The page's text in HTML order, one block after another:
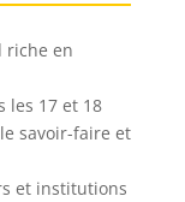
riche en
les 17 et 18
savoir-faire et
et institutions